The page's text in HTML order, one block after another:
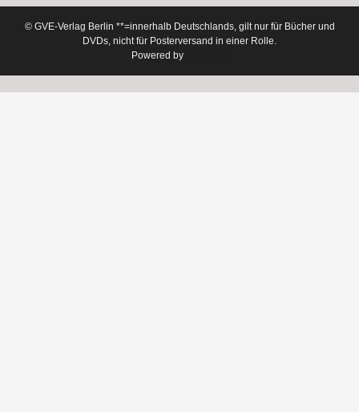
© GVE-Verlag Berlin **=innerhalb Deutschlands, gilt nur für Bücher und
DVDs, nicht für Posterversand in einer Rolle.
Powered by